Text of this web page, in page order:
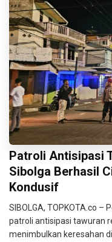
Patroli Antisipasi
Sibolga Berhasil
Kondusif
SIBOLGA, TOPKOTA.co –
patroli antisipasi tawuran
menimbulkan keresahan